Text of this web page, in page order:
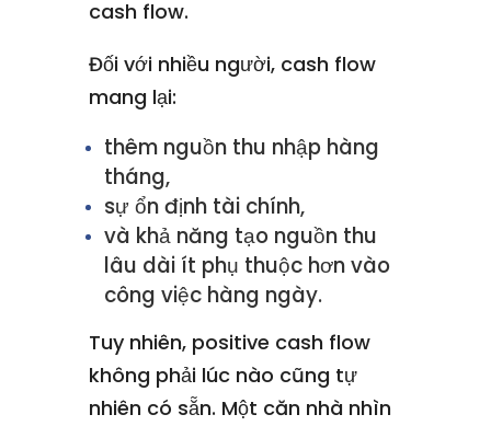
cash flow.
Đối với nhiều người, cash flow
mang lại:
thêm nguồn thu nhập hàng
tháng,
sự ổn định tài chính,
và khả năng tạo nguồn thu
lâu dài ít phụ thuộc hơn vào
công việc hàng ngày.
Tuy nhiên, positive cash flow
không phải lúc nào cũng tự
nhiên có sẵn. Một căn nhà nhìn